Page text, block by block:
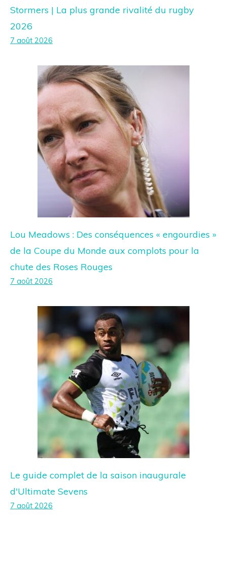
Stormers | La plus grande rivalité du rugby
2026
7 août 2026
Lou Meadows : Des conséquences « engourdies »
de la Coupe du Monde aux complots pour la
chute des Roses Rouges
7 août 2026
Le guide complet de la saison inaugurale
d'Ultimate Sevens
7 août 2026